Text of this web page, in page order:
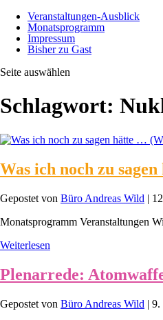
Veranstaltungen-Ausblick
Monatsprogramm
Impressum
Bisher zu Gast
Seite auswählen
Schlagwort:
Was ich noch zu
Gepostet von Büro Andreas Wild |
Monatsprogramm Veranstaltungen
Weiterlesen
Plenarrede:
Gepostet von Büro Andreas Wild | 9.